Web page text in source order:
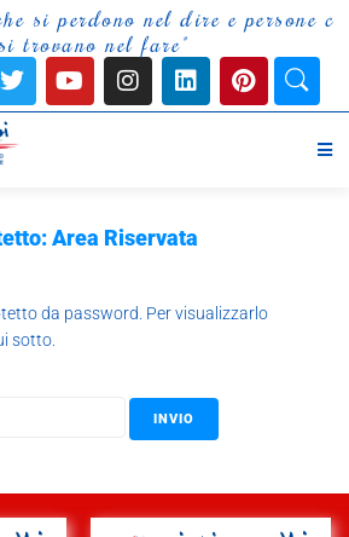
he si perdono nel dire e persone c
i trovano nel fare"
Area Riservata
da password. Per visualizzarlo
sotto.